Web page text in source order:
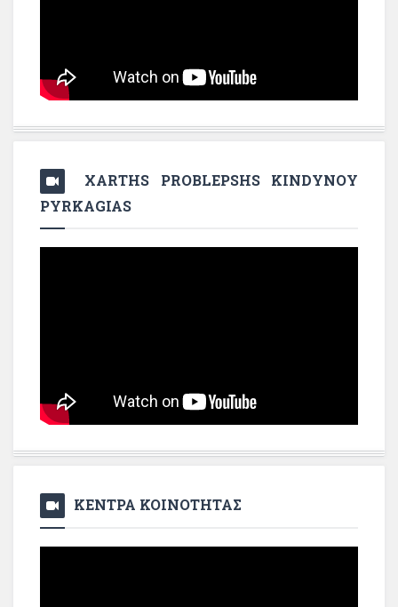
XARTHS PROBLEPSHS KINDYNOY
PYRKAGIAS
ΚΕΝΤΡΑ ΚΟΙΝΟΤΗΤΑΣ